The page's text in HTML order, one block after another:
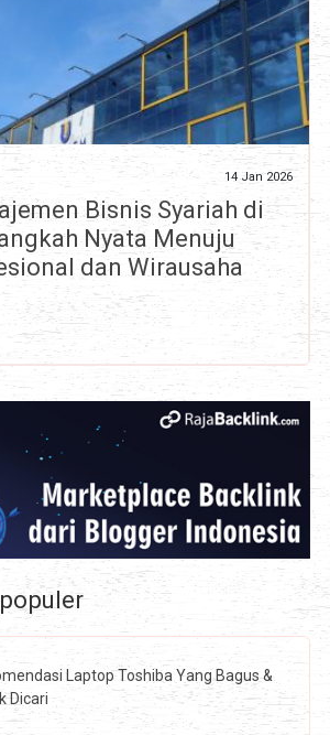
14 Jan 2026
Bisnis Syariah di
Nyata Menuju
dan Wirausaha
Laptop Toshiba Yang Bagus &
Dicari